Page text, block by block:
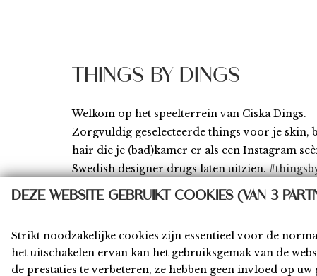
DEZE WEBSITE GEBRUIKT COOKIES (VAN 3
Strikt noodzakelijke cookies zijn essentieel voor de
het uitschakelen ervan kan het gebruiksgemak van de
de prestaties te verbeteren, ze hebben geen invloed op
THINGS BY DINGS
Welkom op het speelterrein van Ciska Dings.
Zorgvuldig geselecteerde things voor je skin,
hair die je (bad)kamer er als een Instagram
Swedish designer drugs laten uitzien.
Home Shop Privacy Algemene